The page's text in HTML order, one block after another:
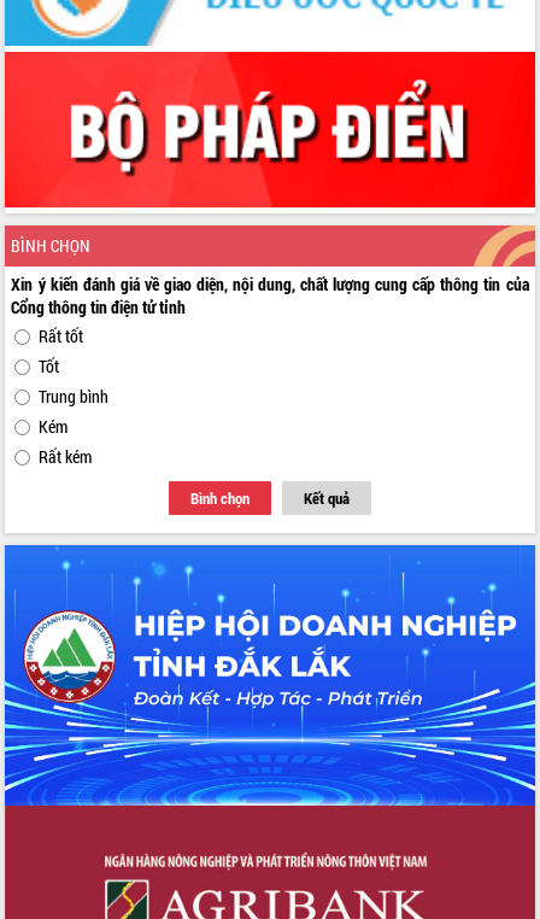
BÌNH CHỌN
Xin ý kiến đánh giá về giao diện, nội dung, chất lượng cung cấp thông tin của
Cổng thông tin điện tử tỉnh
Rất tốt
Tốt
Trung bình
Kém
Rất kém
Bình chọn Kết quả